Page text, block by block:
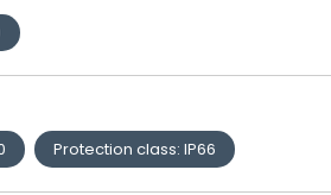
Protection class: IP66